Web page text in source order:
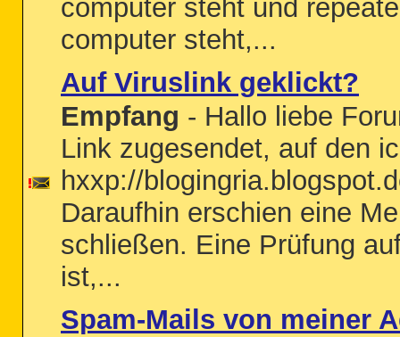
computer steht und
computer steht,...
Auf Viruslink geklickt?
Empfang - Hallo liebe
Link zugesendet, auf den
hxxp://
Daraufhin erschien eine
schließen. Eine Prüfung
ist,...
Spam-Mails von meiner